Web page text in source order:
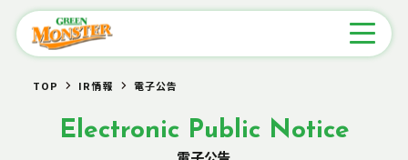
TOP IR情報 電子公告
Electronic Public Notice